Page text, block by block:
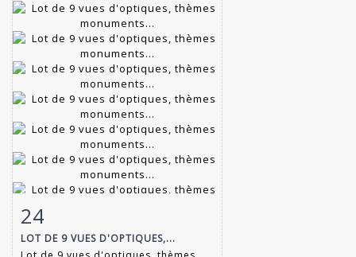
Item detail
24
LOT DE 9 VUES D'OPTIQUES,...